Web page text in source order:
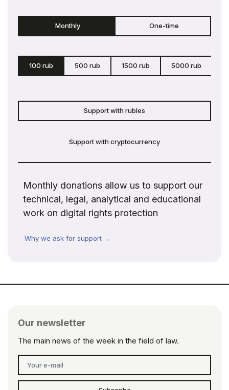
Monthly One-time
100 rub 500 rub 1500 rub 5000 rub
Support with rubles
Support with cryptocurrency
Monthly donations allow us to support our
technical, legal, analytical and educational
work on digital rights protection
Why we ask for support →
Our newsletter
The main news of the week in the field of law.